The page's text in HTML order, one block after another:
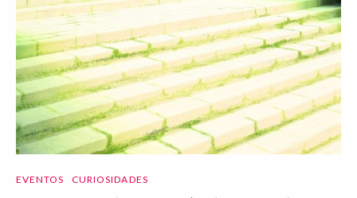
EVENTOS CURIOSIDADES